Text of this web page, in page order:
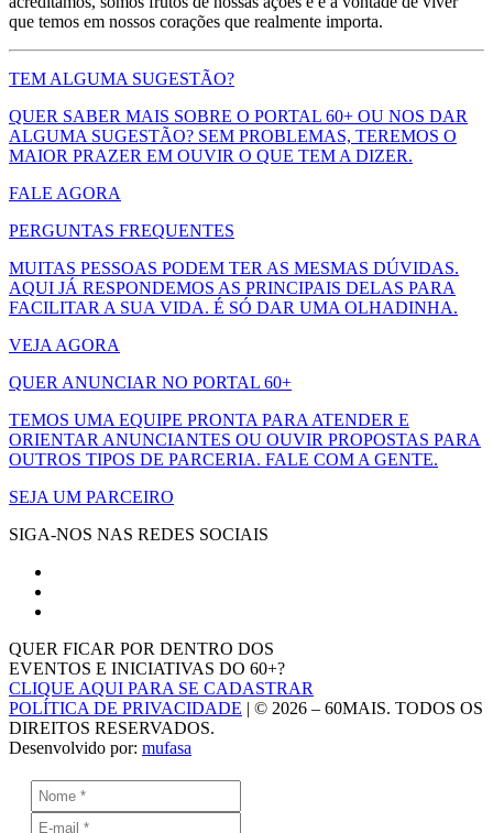
que temos em nossos corações que realmente importa.
TEM ALGUMA SUGESTÃO?
QUER SABER MAIS SOBRE O PORTAL 60+ OU NOS DAR
ALGUMA SUGESTÃO? SEM PROBLEMAS, TEREMOS O
MAIOR PRAZER EM OUVIR O QUE TEM A DIZER.
FALE AGORA
PERGUNTAS FREQUENTES
MUITAS PESSOAS PODEM TER AS MESMAS DÚVIDAS.
AQUI JÁ RESPONDEMOS AS PRINCIPAIS DELAS PARA
FACILITAR A SUA VIDA. É SÓ DAR UMA OLHADINHA.
VEJA AGORA
QUER ANUNCIAR NO PORTAL 60+
TEMOS UMA EQUIPE PRONTA PARA ATENDER E
ORIENTAR ANUNCIANTES OU OUVIR PROPOSTAS PARA
OUTROS TIPOS DE PARCERIA. FALE COM A GENTE.
SEJA UM PARCEIRO
SIGA-NOS NAS REDES SOCIAIS
QUER FICAR POR DENTRO DOS
EVENTOS E INICIATIVAS DO 60+?
CLIQUE AQUI PARA SE CADASTRAR
POLÍTICA DE PRIVACIDADE | © 2026 – 60MAIS. TODOS OS
DIREITOS RESERVADOS.
Desenvolvido por: mufasa